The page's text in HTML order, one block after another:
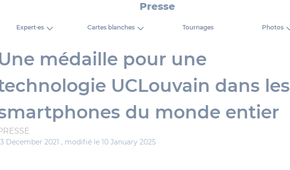
Presse
Expert·es Cartes blanches Tournages Photos
médaille pour une
UCLouvain dans les
du monde entier
December 2021 , modifié le 10 January 2025